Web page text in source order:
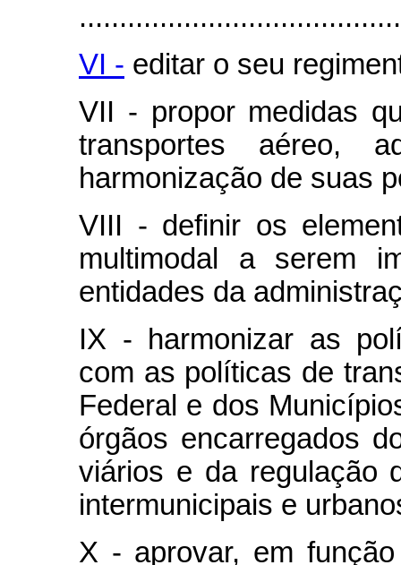
VI - editar o seu
VII - propor medidas
transportes aéreo,
harmonização de suas
VIII - definir os
multimodal a serem
entidades da
IX - harmonizar as
com as políticas de
Federal e dos
órgãos encarregados
viários e da regulação
intermunicipais e
X - aprovar, em